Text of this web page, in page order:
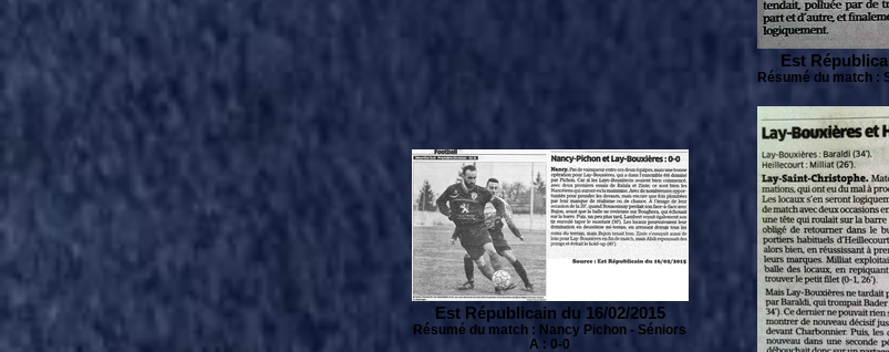
Est
Résumé du match :
Est Républicain du 16/02/2015
Résumé du match : Nancy Pichon - Séniors
A : 0-0